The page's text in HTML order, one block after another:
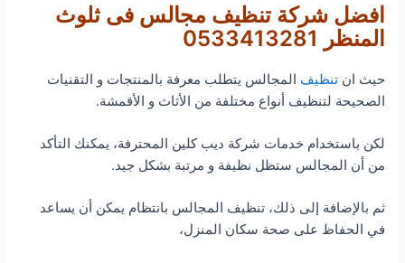
افضل شركة تنظيف مجالس فى ثلوث
المنظر 0533413281
حيث انتنظيف المجالس يتطلب معرفة بالمنتجات و التقنيات
الصحيحة لتنظيف أنواع مختلفة من الأثاث و الأقمشة.
لكن باستخدام خدمات شركة ديب كلين المحترفة، يمكنك التأكد
من أن المجالس ستظل نظيفة و مرتبة بشكل جيد.
ثم بالإضافة إلى ذلك، تنظيف المجالس بانتظام يمكن أن يساعد
في الحفاظ على صحة سكان المنزل،